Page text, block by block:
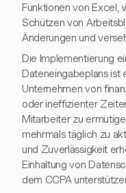
Funktionen von Excel,
Schützen von
Änderungen und
Die Implementierung
Dateneingabeplans ist
Unternehmen von
oder ineffizienter
Mitarbeiter zu
mehrmals täglich zu
und Zuverlässigkeit
Einhaltung von
dem CCPA